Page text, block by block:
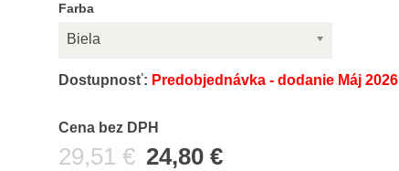
Farba
Biela
Dostupnosť: Predobjednávka - dodanie Máj 2026
Cena bez DPH
24,80 €
Pred zľavou:
29,51 €
Cena s DPH